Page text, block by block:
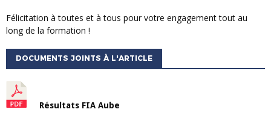
Félicitation à toutes et à tous pour votre engagement tout au
long de la formation !
DOCUMENTS JOINTS À L'ARTICLE
Résultats FIA Aube